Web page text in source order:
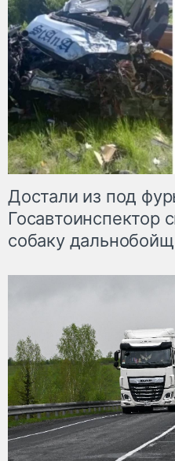
Достали из под
Госавтоинспектор
собаку